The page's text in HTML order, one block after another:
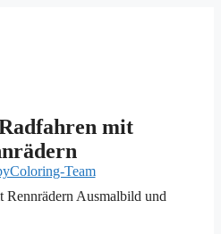
mit
Team